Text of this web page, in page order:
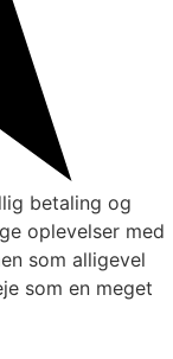
betaling og
oplevelser med
som alligevel
som en meget